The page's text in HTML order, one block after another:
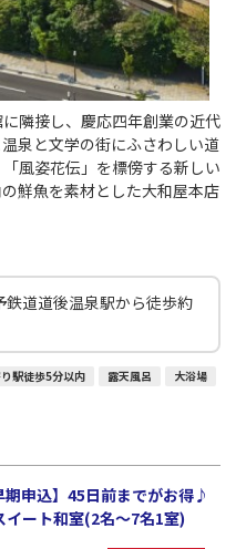
隣接し、慶応四年創業の近代
泉と文学の街にふさわしい道
風姿花伝」を標傍する新しい
鮮魚を素材とした大和屋本店
道道後温泉駅から徒歩約
駅徒歩5分以内 露天風呂 大浴場
申込】45日前までがお得♪
ート和室(2名～7名1室)